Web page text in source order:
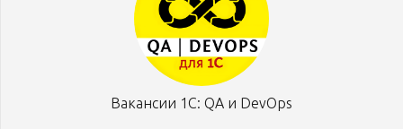
Вакансии 1С: QA и DevOps